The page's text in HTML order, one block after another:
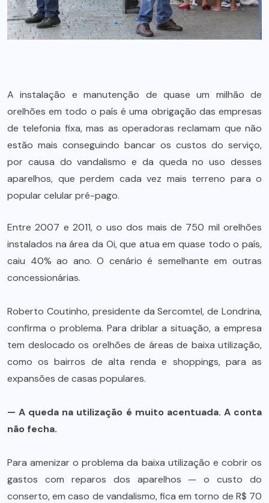
A instalação e manutenção de quase um milhão de
orelhões em todo o país é uma obrigação das empresas
de telefonia fixa, mas as operadoras reclamam que não
estão mais conseguindo bancar os custos do serviço,
por causa do vandalismo e da queda no uso desses
aparelhos, que perdem cada vez mais terreno para o
popular celular pré-pago.
Entre 2007 e 2011, o uso dos mais de 750 mil orelhões
instalados na área da Oi, que atua em quase todo o país,
caiu 40% ao ano. O cenário é semelhante em outras
concessionárias.
Roberto Coutinho, presidente da Sercomtel, de Londrina,
confirma o problema. Para driblar a situação, a empresa
tem deslocado os orelhões de áreas de baixa utilização,
como os bairros de alta renda e shoppings, para as
expansões de casas populares.
— A queda na utilização é muito acentuada. A conta
não fecha.
Para amenizar o problema da baixa utilização e cobrir os
gastos com reparos dos aparelhos — o custo do
conserto, em caso de vandalismo, fica em torno de R$ 70